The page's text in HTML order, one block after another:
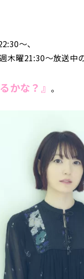
～、
木曜21:30～放送中
かな？』 。